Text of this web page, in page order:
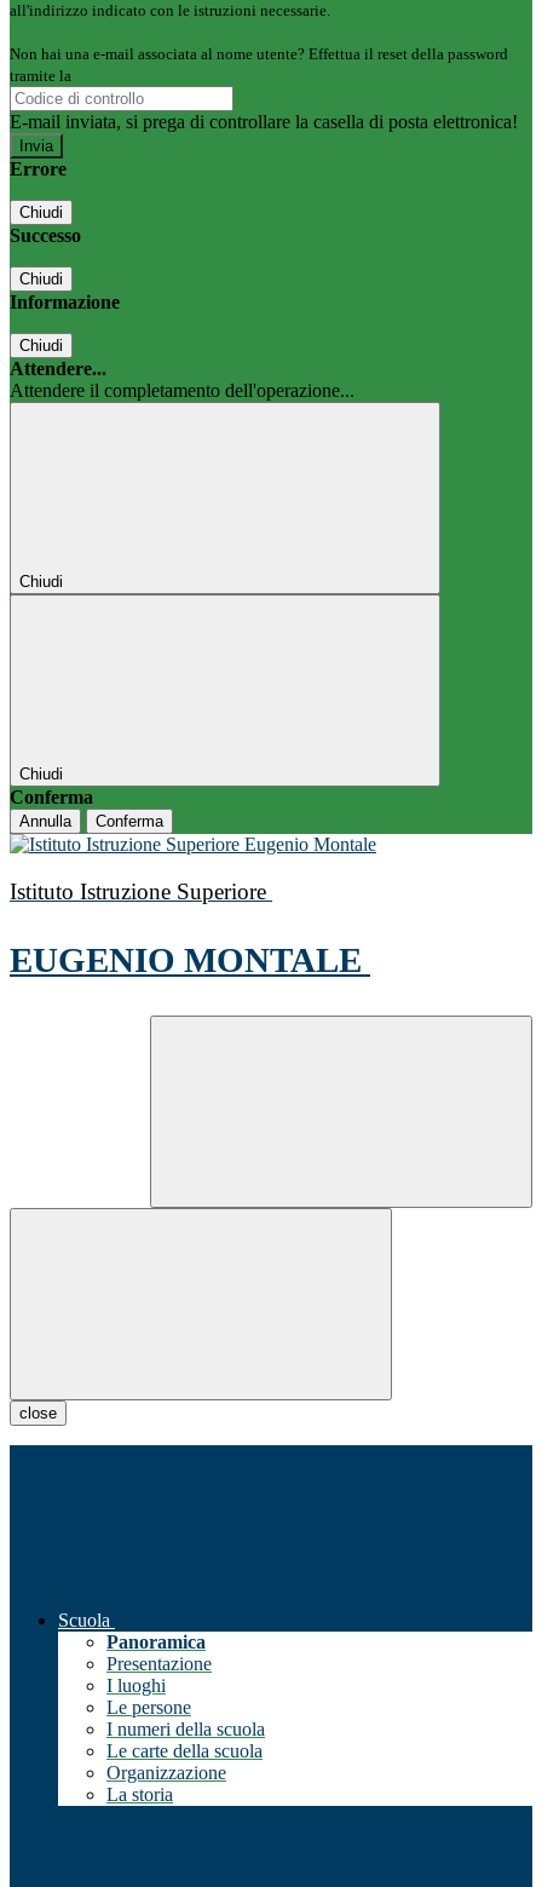
all'indirizzo indicato con le istruzioni necessarie.
Non hai una e-mail associata al nome utente? Effettua il reset della password
tramite la
E-mail inviata, si prega di controllare la casella di posta elettronica!
Errore
Chiudi
Successo
Chiudi
Informazione
Chiudi
Attendere...
Attendere il completamento dell'operazione...
Chiudi
Chiudi
Conferma
Annulla Conferma
Istituto Istruzione Superiore
EUGENIO MONTALE
close
Scuola
Panoramica
Presentazione
I luoghi
Le persone
I numeri della scuola
Le carte della scuola
Organizzazione
La storia